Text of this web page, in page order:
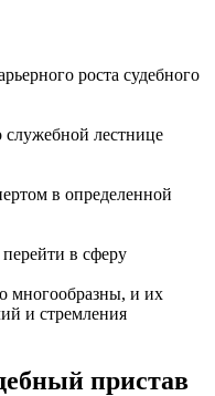
роста судебного
служебной лестнице
в определенной
в сферу
многообразны, и их
и стремления
пристав